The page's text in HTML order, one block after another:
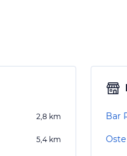
2,8 km
5,4 km
Bar